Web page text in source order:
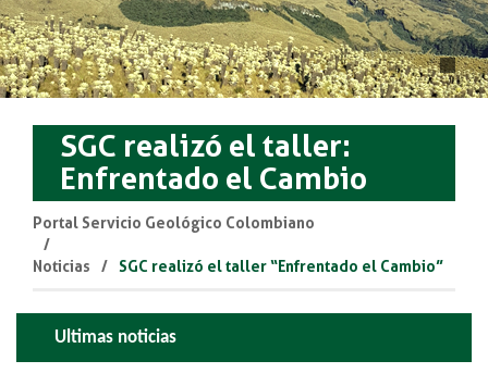
SGC realizó el taller:
Enfrentado el Cambio
Portal Servicio Geológico Colombiano
Noticias SGC realizó el taller “Enfrentado el Cambio”
Ultimas noticias